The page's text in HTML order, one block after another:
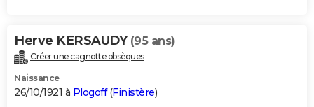
Herve KERSAUDY (95 ans)
Créer une cagnotte obsèques
Naissance
26/10/1921 à Plogoff(Finistère)